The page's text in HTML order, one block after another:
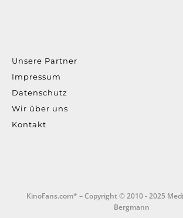
Unsere Partner
Impressum
Datenschutz
Wir über uns
Kontakt
KinoFans.com* – Copyright © 2010 - 2025
Bergmann